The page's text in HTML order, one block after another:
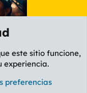
este sitio funcione,
experiencia.
preferencias